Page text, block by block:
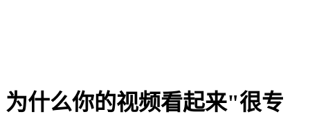
为什么你的视频看起来"很专